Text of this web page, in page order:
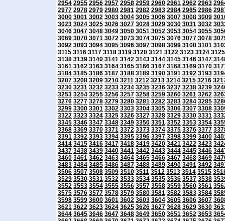
2954 2955 2956 2957 2958 2959 2960 2961 2962 2963
2977 2978 2979 2980 2981 2982 2983 2984 2985 2986
3000 3001 3002 3003 3004 3005 3006 3007 3008 3009
3023 3024 3025 3026 3027 3028 3029 3030 3031 3032
3046 3047 3048 3049 3050 3051 3052 3053 3054 3055
3069 3070 3071 3072 3073 3074 3075 3076 3077 3078
3092 3093 3094 3095 3096 3097 3098 3099 3100 3101
3115 3116 3117 3118 3119 3120 3121 3122 3123 3124 3125
3138 3139 3140 3141 3142 3143 3144 3145 3146 3147
3161 3162 3163 3164 3165 3166 3167 3168 3169 3170
3184 3185 3186 3187 3188 3189 3190 3191 3192 3193
3207 3208 3209 3210 3211 3212 3213 3214 3215 3216
3230 3231 3232 3233 3234 3235 3236 3237 3238 3239
3253 3254 3255 3256 3257 3258 3259 3260 3261 3262
3276 3277 3278 3279 3280 3281 3282 3283 3284 3285
3299 3300 3301 3302 3303 3304 3305 3306 3307 3308
3322 3323 3324 3325 3326 3327 3328 3329 3330 3331
3345 3346 3347 3348 3349 3350 3351 3352 3353 3354
3368 3369 3370 3371 3372 3373 3374 3375 3376 3377
3391 3392 3393 3394 3395 3396 3397 3398 3399 3400
3414 3415 3416 3417 3418 3419 3420 3421 3422 3423
3437 3438 3439 3440 3441 3442 3443 3444 3445 3446
3460 3461 3462 3463 3464 3465 3466 3467 3468 3469
3483 3484 3485 3486 3487 3488 3489 3490 3491 3492
3506 3507 3508 3509 3510 3511 3512 3513 3514 3515
3529 3530 3531 3532 3533 3534 3535 3536 3537 3538
3552 3553 3554 3555 3556 3557 3558 3559 3560 3561
3575 3576 3577 3578 3579 3580 3581 3582 3583 3584
3598 3599 3600 3601 3602 3603 3604 3605 3606 3607
3621 3622 3623 3624 3625 3626 3627 3628 3629 3630
3644 3645 3646 3647 3648 3649 3650 3651 3652 3653